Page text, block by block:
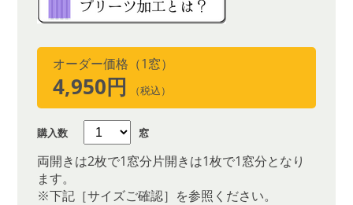
オーダー価格（1窓）
4,950円 （税込）
購入数 窓
両開きは2枚で1窓分片開きは1枚で1窓分となり
ます。
※下記［サイズご確認］を参照ください。